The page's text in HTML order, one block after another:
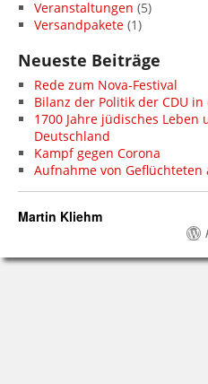
Veranstaltungen (5)
Versandpakete (1)
Neueste Beiträge
Rede zum Nova-Festival
Bilanz der Politik der CDU
1700 Jahre jüdisches
Deutschland
Kampf gegen Corona
Aufnahme von Geflüchteten
Martin Kliehm